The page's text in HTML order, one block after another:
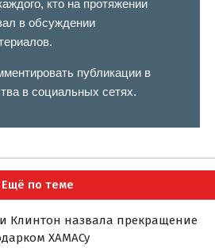
кто на протяжении
в обсуждении
публикации в
в социальных сетях.
Ещё по теме
Клинтон назвала прекращение
ХАМАСу